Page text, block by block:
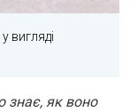
вигляді
знає, як воно